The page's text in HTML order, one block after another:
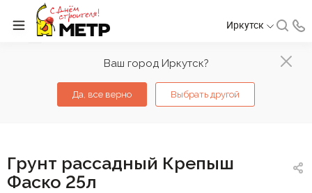
Ваш город Иркутск?
Да, все верно Выбрать другой
Иркутск
Грунт рассадный Крепыш
Фаско 25л